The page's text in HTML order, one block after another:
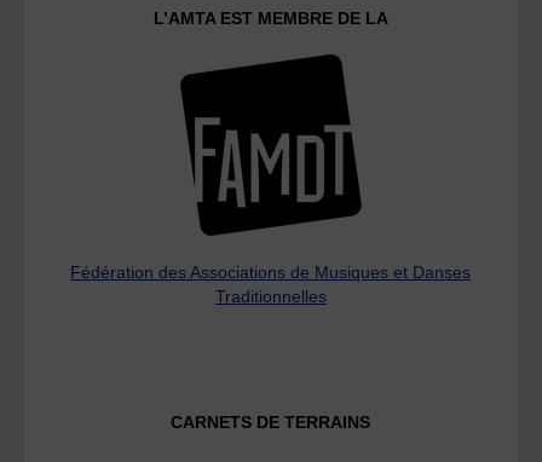
L’AMTA EST MEMBRE DE LA
Fédération des Associations de Musiques et Danses
Traditionnelles
CARNETS DE TERRAINS